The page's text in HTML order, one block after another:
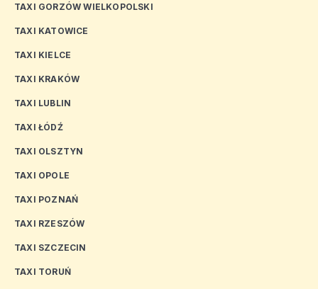
TAXI GORZÓW WIELKOPOLSKI
TAXI KATOWICE
TAXI KIELCE
TAXI KRAKÓW
TAXI LUBLIN
TAXI ŁÓDŹ
TAXI OLSZTYN
TAXI OPOLE
TAXI POZNAŃ
TAXI RZESZÓW
TAXI SZCZECIN
TAXI TORUŃ